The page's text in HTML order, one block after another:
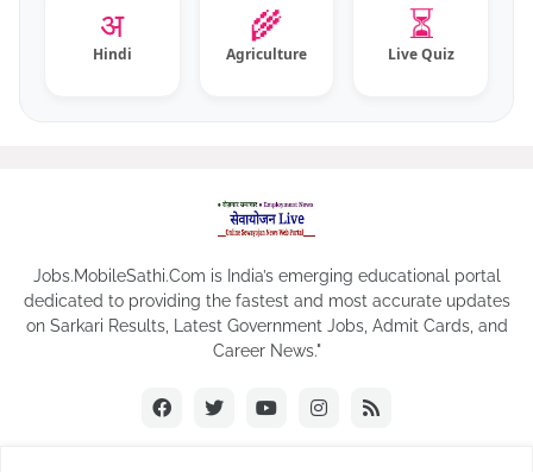
अ
Hindi
🌾
Agriculture
⏳
Live Quiz
Jobs.MobileSathi.Com is India’s emerging educational portal
dedicated to providing the fastest and most accurate updates
on Sarkari Results, Latest Government Jobs, Admit Cards, and
Career News."